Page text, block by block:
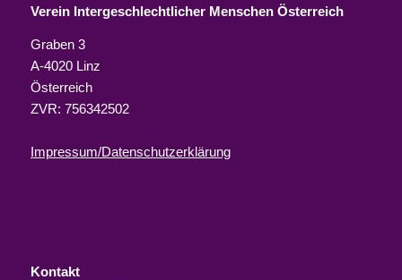
Verein Intergeschlechtlicher Menschen Österreich
Graben 3
A-4020 Linz
Österreich
ZVR: 756342502
Impressum/Datenschutzerklärung
Kontakt